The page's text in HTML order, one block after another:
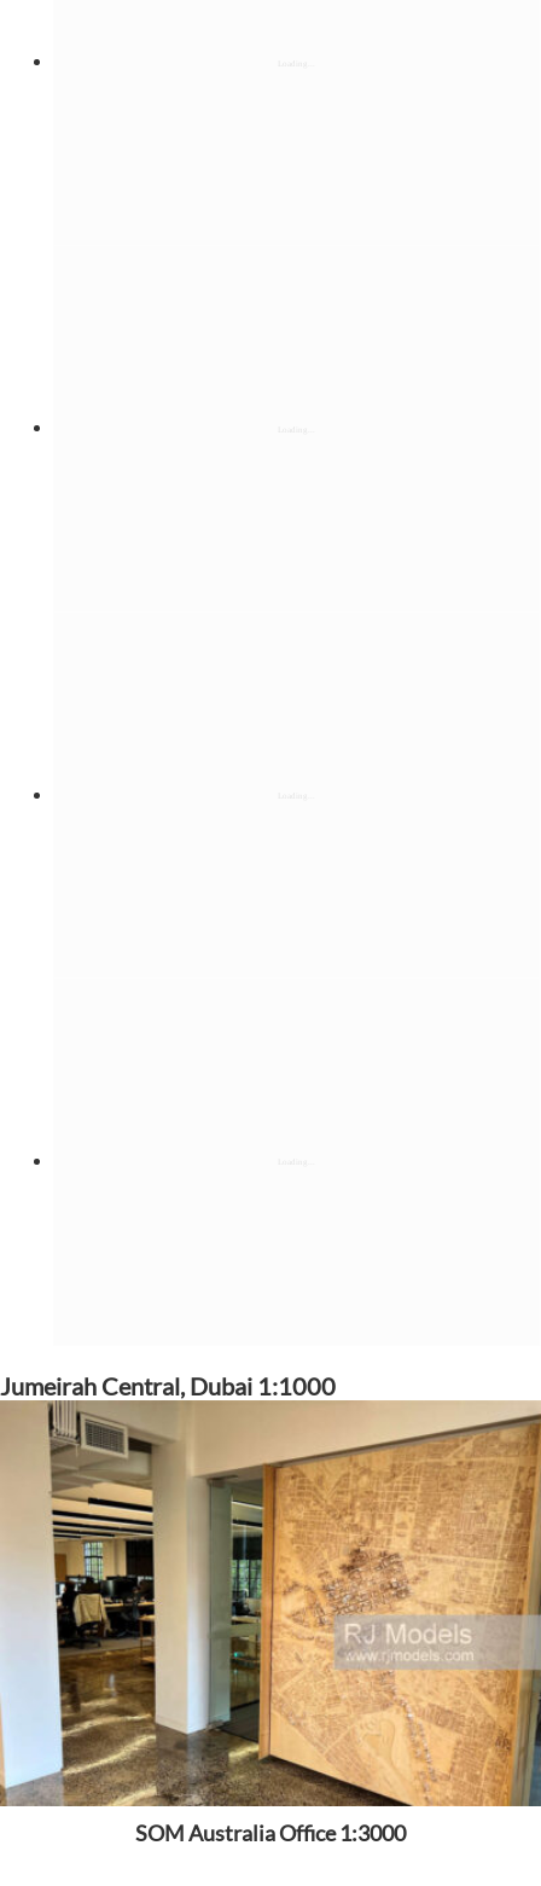
Jumeirah Central, Dubai 1:1000
SOM Australia Office 1:3000